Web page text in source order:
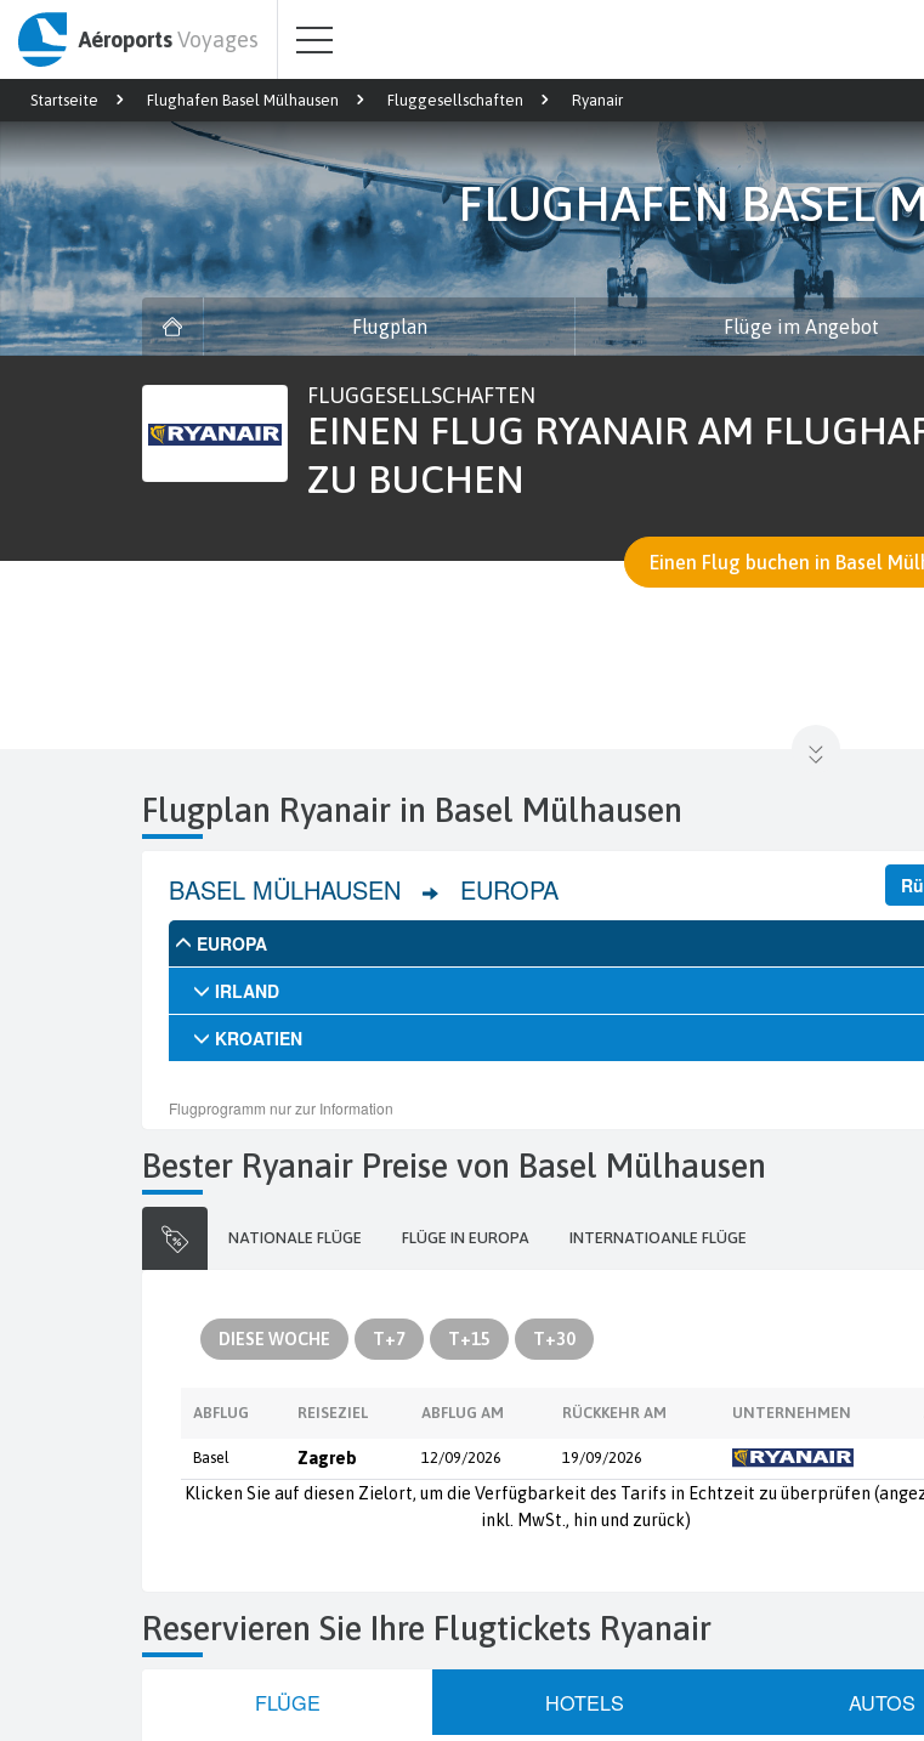
AéroportsVoyages
Startseite Flughafen Basel Mülhausen Fluggesellschaften Ryanair
FLUGHAFEN BASEL
Flugplan Flüge im Angebot
FLUGGESELLSCHAFTEN
EINEN FLUG RYANAIR AM
ZU BUCHEN
Einen Flug buchen in Basel
Flugplan Ryanair in Basel Mülhausen
Bester Ryanair Preise von Basel Mülhausen
NATIONALE FLÜGE FLÜGE IN EUROPA INTERNATIOANLE FLÜGE
DIESE WOCHE T+7 T+15 T+30
ABFLUG REISEZIEL ABFLUG AM RÜCKKEHR AM UNTERNEHMEN
Basel Zagreb 12/09/2026 19/09/2026
Klicken Sie auf diesen Zielort, um die Verfügbarkeit des Tarifs in Echtzeit zu überprüfen
inkl. MwSt., hin und zurück)
Reservieren Sie Ihre Flugtickets Ryanair